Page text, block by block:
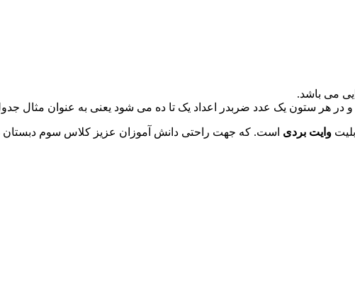
می باشد.
وایت بردی است. که جهت راحتی دانش آموزان عزیز کلاس سوم